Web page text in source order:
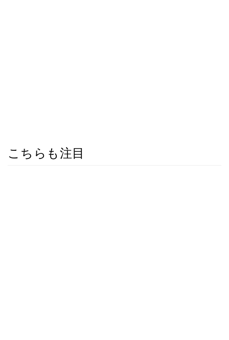
こちらも注目